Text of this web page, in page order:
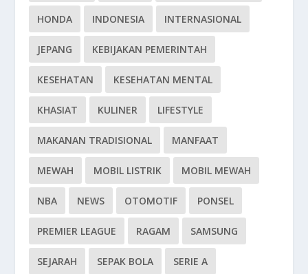
HONDA INDONESIA INTERNASIONAL
JEPANG KEBIJAKAN PEMERINTAH
KESEHATAN KESEHATAN MENTAL
KHASIAT KULINER LIFESTYLE
MAKANAN TRADISIONAL MANFAAT
MEWAH MOBIL LISTRIK MOBIL MEWAH
NBA NEWS OTOMOTIF PONSEL
PREMIER LEAGUE RAGAM SAMSUNG
SEJARAH SEPAK BOLA SERIE A